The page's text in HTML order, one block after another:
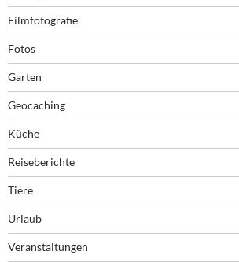
Filmfotografie
Fotos
Garten
Geocaching
Küche
Reiseberichte
Tiere
Urlaub
Veranstaltungen